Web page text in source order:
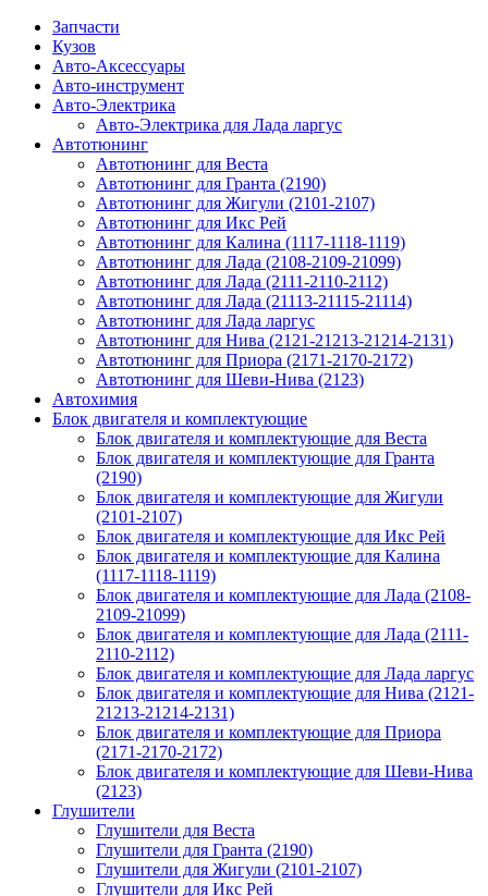
Запчасти
Кузов
Авто-Аксессуары
Авто-инструмент
Авто-Электрика
Авто-Электрика для Лада ларгус
Автотюнинг
Автотюнинг для Веста
Автотюнинг для Гранта (2190)
Автотюнинг для Жигули (2101-2107)
Автотюнинг для Икс Рей
Автотюнинг для Калина (1117-1118-1119)
Автотюнинг для Лада (2108-2109-21099)
Автотюнинг для Лада (2111-2110-2112)
Автотюнинг для Лада (21113-21115-21114)
Автотюнинг для Лада ларгус
Автотюнинг для Нива (2121-21213-21214-2131)
Автотюнинг для Приора (2171-2170-2172)
Автотюнинг для Шеви-Нива (2123)
Автохимия
Блок двигателя и комплектующие
Блок двигателя и комплектующие для Веста
Блок двигателя и комплектующие для Гранта
(2190)
Блок двигателя и комплектующие для Жигули
(2101-2107)
Блок двигателя и комплектующие для Икс Рей
Блок двигателя и комплектующие для Калина
(1117-1118-1119)
Блок двигателя и комплектующие для Лада (2108-
2109-21099)
Блок двигателя и комплектующие для Лада (2111-
2110-2112)
Блок двигателя и комплектующие для Лада ларгус
Блок двигателя и комплектующие для Нива (2121-
21213-21214-2131)
Блок двигателя и комплектующие для Приора
(2171-2170-2172)
Блок двигателя и комплектующие для Шеви-Нива
(2123)
Глушители
Глушители для Веста
Глушители для Гранта (2190)
Глушители для Жигули (2101-2107)
Глушители для Икс Рей